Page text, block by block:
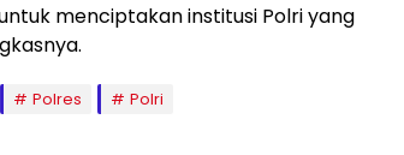
menciptakan institusi Polri yang
Polres Polri